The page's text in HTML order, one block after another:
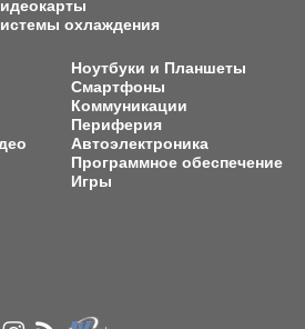
охлаждения
Ноутбуки и Планшеты
Смартфоны
Коммуникации
Периферия
Автоэлектроника
Программное обеспечение
Игры